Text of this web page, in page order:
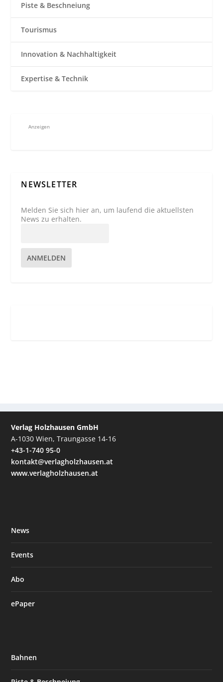
Piste & Beschneiung
Tourismus
Innovation & Nachhaltigkeit
Expertise & Technik
Anzeigen
NEWSLETTER
Melden Sie sich hier an, um laufend die aktuellsten
News zu erhalten.
ANMELDEN
Verlag Holzhausen GmbH
A-1030 Wien, Traungasse 14-16
+43-1-740 95-0
kontakt@verlagholzhausen.at
www.verlagholzhausen.at
News
Events
Abo
ePaper
Bahnen